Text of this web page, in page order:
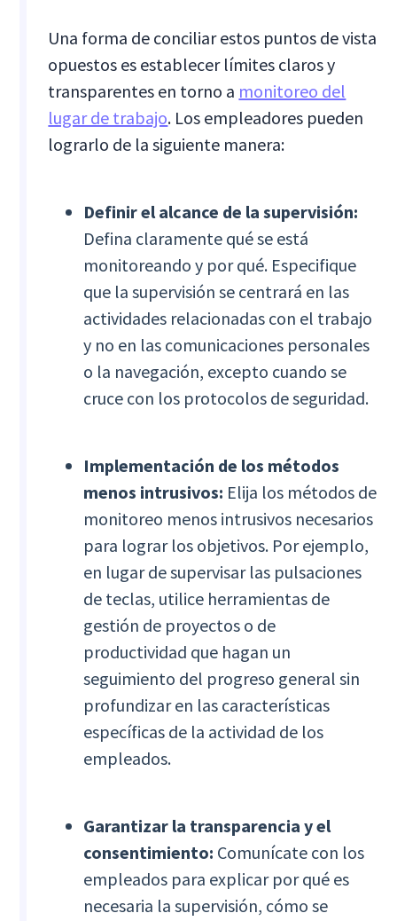
Una forma de conciliar estos puntos de vista
opuestos es establecer límites claros y
transparentes en torno a monitoreo del
lugar de trabajo. Los empleadores pueden
lograrlo de la siguiente manera:
Definir el alcance de la supervisión:
Defina claramente qué se está
monitoreando y por qué. Especifique
que la supervisión se centrará en las
actividades relacionadas con el trabajo
y no en las comunicaciones personales
o la navegación, excepto cuando se
cruce con los protocolos de seguridad.
Implementación de los métodos
menos intrusivos: Elija los métodos de
monitoreo menos intrusivos necesarios
para lograr los objetivos. Por ejemplo,
en lugar de supervisar las pulsaciones
de teclas, utilice herramientas de
gestión de proyectos o de
productividad que hagan un
seguimiento del progreso general sin
profundizar en las características
específicas de la actividad de los
empleados.
Garantizar la transparencia y el
consentimiento: Comunícate con los
empleados para explicar por qué es
necesaria la supervisión, cómo se